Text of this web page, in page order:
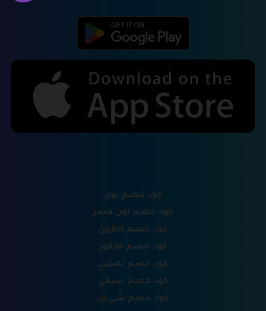
كود خصم نون
كود خصم نون مصر
كود خصم امازون
كود خصم كارفور
كود خصم نمشي
كود خصم سيفي
كود خصم شي ان